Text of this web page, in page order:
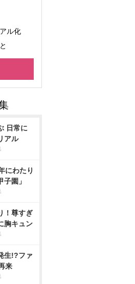
ル化
日常に
アル
にわたり
園」
！尊すぎ
胸キュン
生!?ファ
来